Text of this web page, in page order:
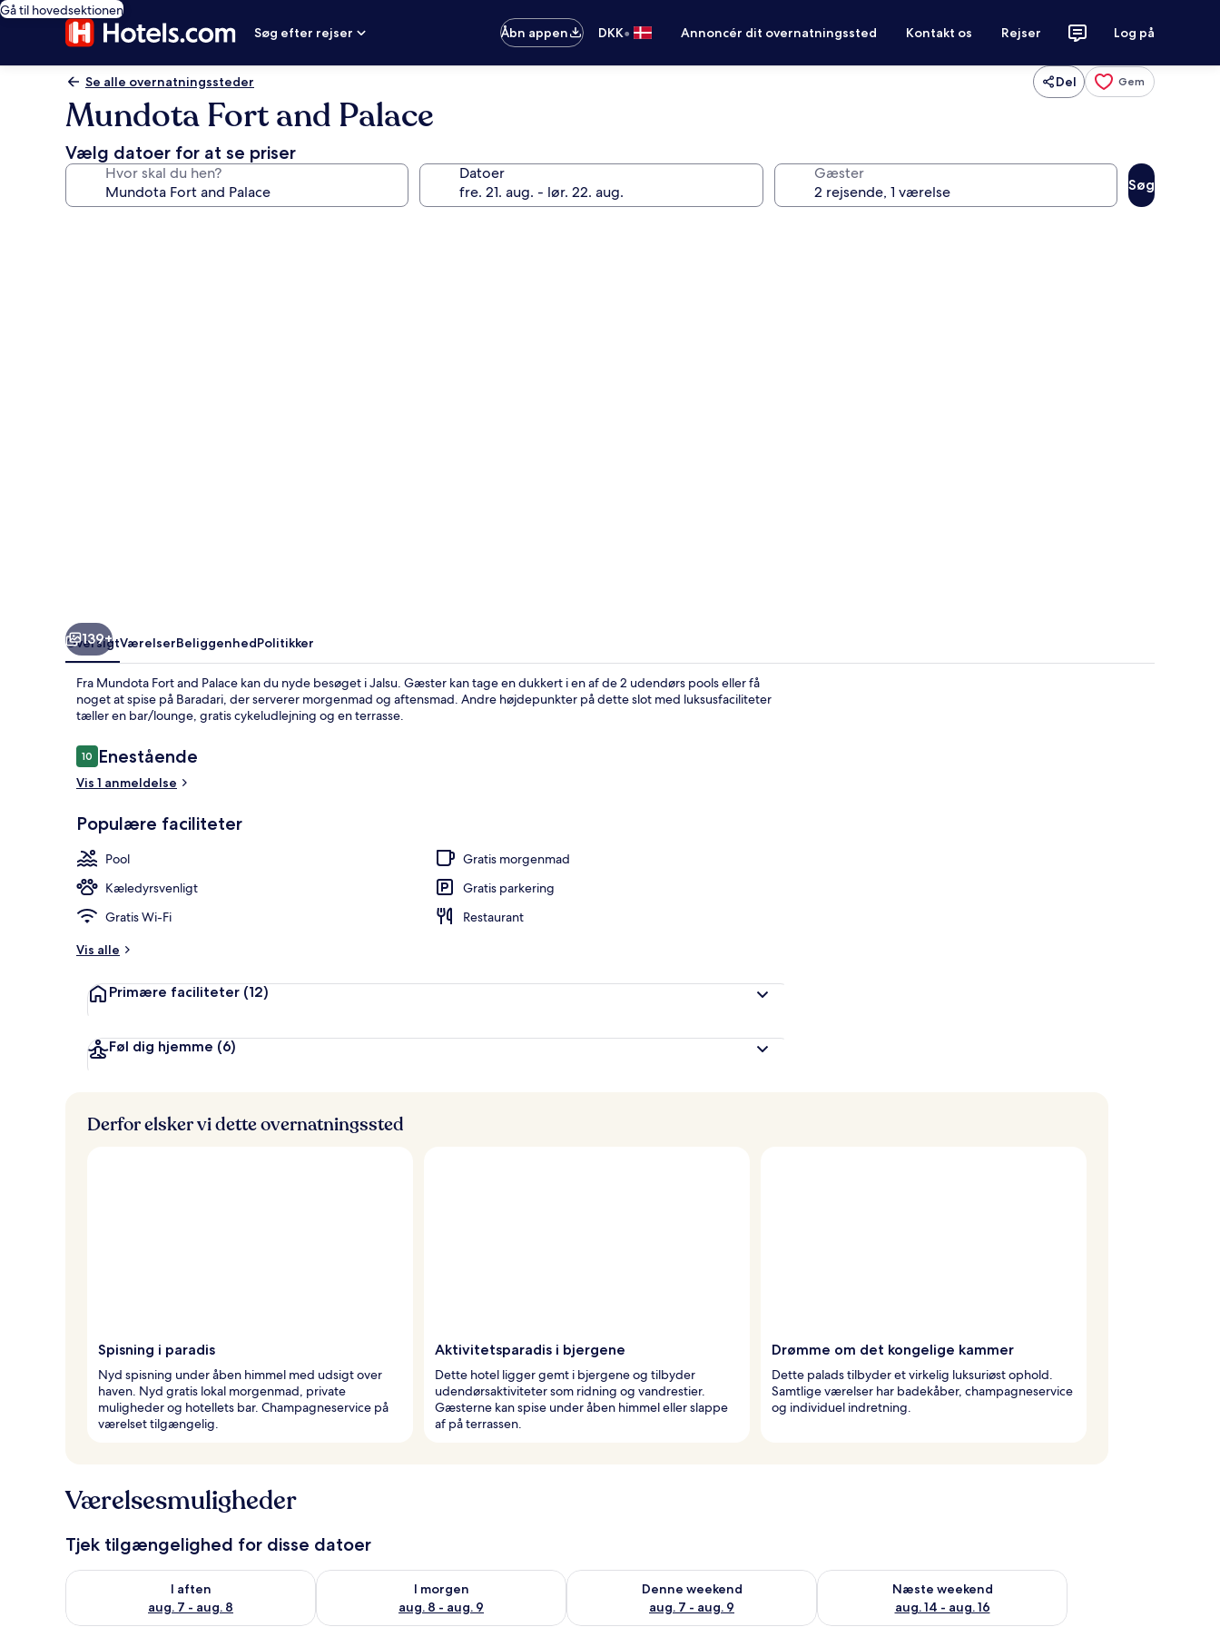
Gå til hovedsektionen
Søg efter rejser
Åbn appen DKK• Annoncér dit overnatningssted Kontakt os Rejser Log på
Se alle overnatningssteder Del Gem
Mundota Fort and Palace
Vælg datoer for at se priser
Hvor skal du hen? Datoer Gæster
Søg
139+
OversigtVærelserBeliggenhedPolitikker
Fra Mundota Fort and Palace kan du nyde besøget i Jalsu. Gæster kan tage en dukkert i en af de 2 udendørs pools eller få
noget at spise på Baradari, der serverer morgenmad og aftensmad. Andre højdepunkter på dette slot med luksusfaciliteter
tæller en bar/lounge, gratis cykeludlejning og en terrasse.
Anmeldelser
1010 ud af 10.
Enestående
Vis 1 anmeldelse
Populære faciliteter
Pool
Gratis morgenmad
Kæledyrsvenligt
Gratis parkering
Gratis Wi-Fi
Restaurant
Vis alle
Primære faciliteter (12)
Føl dig hjemme (6)
Derfor elsker vi dette overnatningssted
Spisning i paradis
Nyd spisning under åben himmel med udsigt over
haven. Nyd gratis lokal morgenmad, private
muligheder og hotellets bar. Champagneservice på
værelset tilgængelig.
Aktivitetsparadis i bjergene
Dette hotel ligger gemt i bjergene og tilbyder
udendørsaktiviteter som ridning og vandrestier.
Gæsterne kan spise under åben himmel eller slappe
af på terrassen.
Drømme om det kongelige kammer
Dette palads tilbyder et virkelig luksuriøst ophold.
Samtlige værelser har badekåber, champagneservice
og individuel indretning.
Værelsesmuligheder
Tjek tilgængelighed for disse datoer
I aften
aug. 7 - aug. 8
Tjek tilgængelighed for i aften aug. 7 - aug. 8
I morgen
aug. 8 - aug. 9
Tjek tilgængelighed for i morgen aug. 8 - aug. 9
Denne weekend
aug. 7 - aug. 9
Tjek tilgængelighed for denne weekend aug. 7 - aug. 9
Næste weekend
aug. 14 - aug. 16
Tjek tilgængelighed for næste weekend aug. 14 - aug. 16